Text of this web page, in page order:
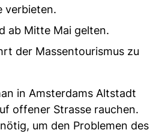
verbieten.
ab Mitte Mai gelten.
der Massentourismus zu
in Amsterdams Altstadt
offener Strasse rauchen.
um den Problemen des